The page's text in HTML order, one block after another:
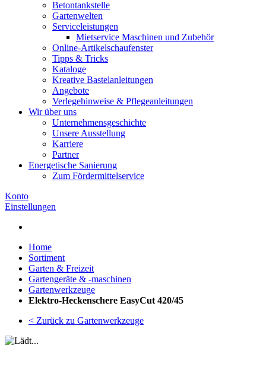
Betontankstelle
Gartenwelten
Serviceleistungen
Mietservice Maschinen und Zubehör
Online-Artikelschaufenster
Tipps & Tricks
Kataloge
Kreative Bastelanleitungen
Angebote
Verlegehinweise & Pflegeanleitungen
Wir über uns
Unternehmensgeschichte
Unsere Ausstellung
Karriere
Partner
Energetische Sanierung
Zum Fördermittelservice
Konto
Einstellungen
Home
Sortiment
Garten & Freizeit
Gartengeräte & -maschinen
Gartenwerkzeuge
Elektro-Heckenschere EasyCut 420/45
< Zurück zu Gartenwerkzeuge